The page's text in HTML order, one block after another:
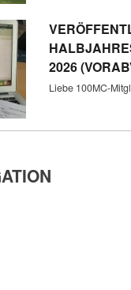
2026
Liebe 100MC-